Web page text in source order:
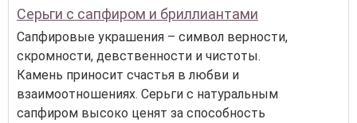
Серьги с сапфиром и бриллиантами
Сапфировые украшения – символ верности,
скромности, девственности и чистоты.
Камень приносит счастья в любви и
взаимоотношениях. Серьги с натуральным
сапфиром высоко ценят за способность